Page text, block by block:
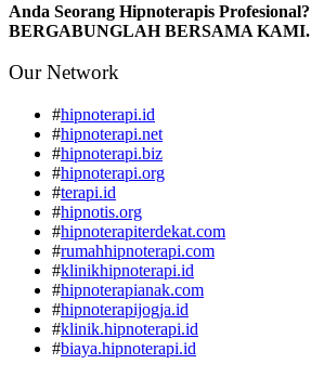
Anda Seorang Hipnoterapis Profesional?
BERGABUNGLAH BERSAMA KAMI.
Our Network
#hipnoterapi.id
#hipnoterapi.net
#hipnoterapi.biz
#hipnoterapi.org
#terapi.id
#hipnotis.org
#hipnoterapiterdekat.com
#rumahhipnoterapi.com
#klinikhipnoterapi.id
#hipnoterapianak.com
#hipnoterapijogja.id
#klinik.hipnoterapi.id
#biaya.hipnoterapi.id